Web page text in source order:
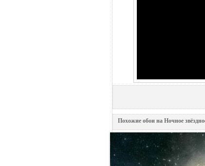
Похожие обои на Ночное